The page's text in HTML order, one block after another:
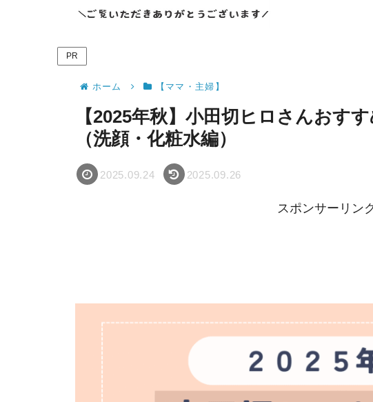
PR
ホーム 【ママ・主婦】
【2025年秋】小田切ヒロさんおす
（洗顔・化粧水編）
2025.09.24 2025.09.26
スポンサーリン